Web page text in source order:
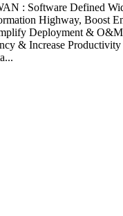
: Software Defined
Highway, Boost
Deployment &
& Increase Productivity